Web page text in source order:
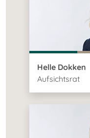
Helle Dokken
Aufsichtsrat